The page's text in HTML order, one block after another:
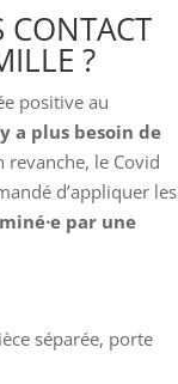
CONTACT
?
positive au
a plus besoin de
le Covid
d’appliquer les
par une
séparée, porte